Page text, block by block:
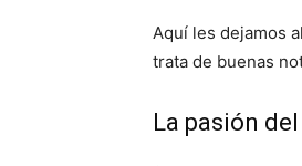
Aquí les dejamos
trata de buenas
La pasión